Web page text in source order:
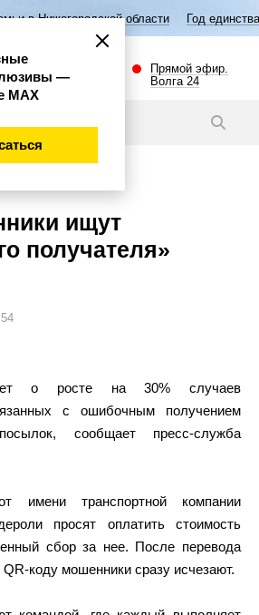
области Год единства народов России
Прямой эфир.
Волга 24
ищут
получателя»
о росте на 30% случаев
с ошибочным получением
сообщает пресс-служба
имени транспортной компании
просят оплатить стоимость
сбор за нее. После перевода
коду мошенники сразу исчезают.
—
МАХ